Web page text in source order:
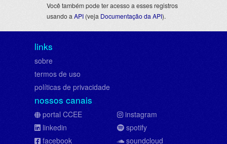
Você também pode ter acesso a esses registros
usando a API (veja Documentação da API).
links
sobre
termos de uso
políticas de privacidade
nossos canais
portal CCEE
linkedin
facebook
instagram
spotify
soundcloud